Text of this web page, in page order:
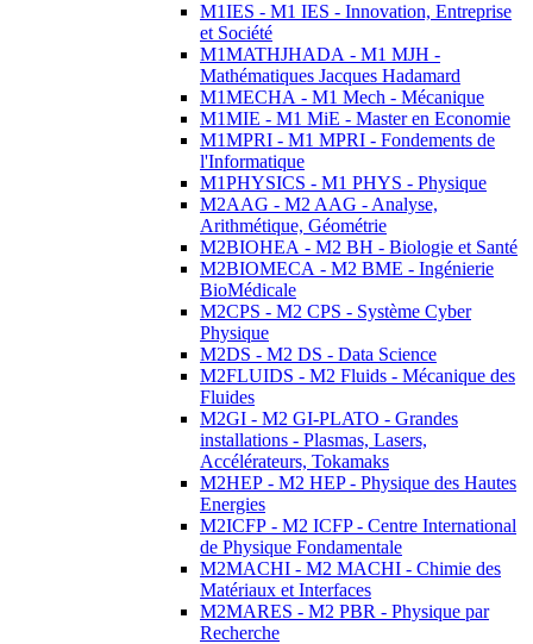
M1IES - M1 IES - Innovation, Entreprise
et Société
M1MATHJHADA - M1 MJH -
Mathématiques Jacques Hadamard
M1MECHA - M1 Mech - Mécanique
M1MIE - M1 MiE - Master en Economie
M1MPRI - M1 MPRI - Fondements de
l'Informatique
M1PHYSICS - M1 PHYS - Physique
M2AAG - M2 AAG - Analyse,
Arithmétique, Géométrie
M2BIOHEA - M2 BH - Biologie et Santé
M2BIOMECA - M2 BME - Ingénierie
BioMédicale
M2CPS - M2 CPS - Système Cyber
Physique
M2DS - M2 DS - Data Science
M2FLUIDS - M2 Fluids - Mécanique des
Fluides
M2GI - M2 GI-PLATO - Grandes
installations - Plasmas, Lasers,
Accélérateurs, Tokamaks
M2HEP - M2 HEP - Physique des Hautes
Energies
M2ICFP - M2 ICFP - Centre International
de Physique Fondamentale
M2MACHI - M2 MACHI - Chimie des
Matériaux et Interfaces
M2MARES - M2 PBR - Physique par
Recherche